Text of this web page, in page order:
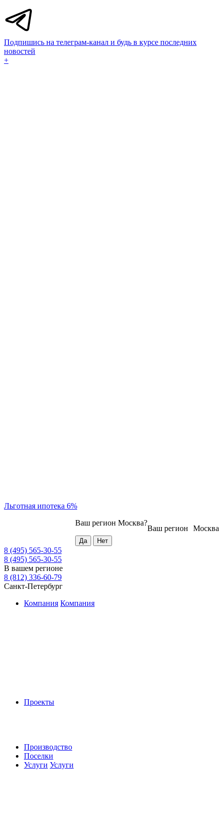
Подпишись на телеграм-канал и будь в курсе последних
новостей
+
Льготная ипотека 6%
Москва
Ваш регион
Ваш регион Москва?
8 (495) 565-30-55
8 (495) 565-30-55
В вашем регионе
8 (812) 336-60-79
Санкт-Петербург
Компания Компания
Проекты
Производство
Поселки
Услуги Услуги